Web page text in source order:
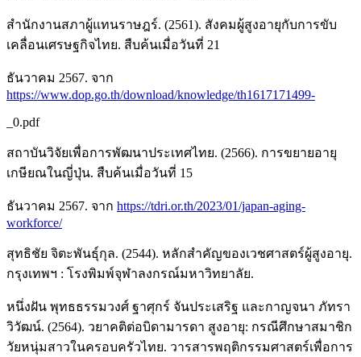
สำนักงานสภาผู้แทนราษฎร์. (2561). สังคมผู้สูงอายุกับการขับ
เคลื่อนเศรษฐกิจไทย. สืบค้นเมื่อวันที่ 21
ธันวาคม 2567. จาก
https://www.dop.go.th/download/knowledge/th1617171499-
_0.pdf
สถาบันวิจัยเพื่อการพัฒนาประเทศไทย. (2566). การขยายอายุ
เกษียณในญี่ปุ่น. สืบค้นเมื่อวันที่ 15
ธันวาคม 2567. จาก https://tdri.or.th/2023/01/japan-aging-
workforce/
สุทธิชัย จิตะพันธุ์กุล. (2544). หลักสําคัญของเวชศาสตร์ผู้สูงอายุ.
กรุงเทพฯ : โรงพิมพ์จุฬาลงกรณ์มหาวิทยาลัย.
หนึ่งฝัน พุทธธรรมวงศ์ ฐาศุกร์ จันประเสริฐ และกาญจนา ภัทรา
วิวัฒน์. (2564). วยาคติต่อบิดามารดา สูงอายุ: กรณีศึกษาสมาชิก
วัยหนุ่มสาวในครอบครัวไทย. วารสารพฤติกรรมศาสตร์เพื่อการ